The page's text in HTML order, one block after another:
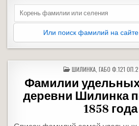
Search for:
Или поиск фамилий на
ОПУБЛИКОВАНО В
ШИЛИНКА ГАБО Ф.121
Фамилии удельных
деревни Шилинка
1858 года